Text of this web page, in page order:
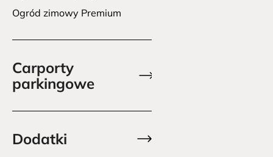
Ogród zimowy Premium
Carporty
parkingowe
Dodatki